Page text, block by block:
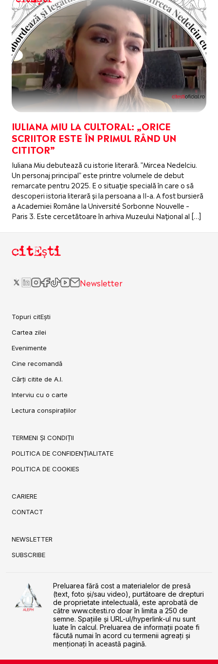
IULIANA MIU LA CULTORAL: „ORICE
SCRIITOR ESTE ÎN PRIMUL RÂND UN
CITITOR”
Iuliana Miu debutează cu istorie literară. ”Mircea Nedelciu.
Un personaj principal” este printre volumele de debut
remarcate pentru 2025. E o situație specială în care o să
descoperi istoria literară și la persoana a II-a. A fost bursieră
a Academiei Române la Université Sorbonne Nouvelle –
Paris 3. Este cercetătoare în arhiva Muzeului Național al […]
citEști
Newsletter
Topuri citEști
Cartea zilei
Evenimente
Cine recomandă
Cărți citite de A.I.
Interviu cu o carte
Lectura conspirațiilor
TERMENI ȘI CONDIȚII
POLITICA DE CONFIDENȚIALITATE
POLITICA DE COOKIES
CARIERE
CONTACT
NEWSLETTER
SUBSCRIBE
Preluarea fără cost a materialelor de presă
(text, foto și/sau video), purtătoare de drepturi
de proprietate intelectuală, este aprobată de
către www.citesti.ro doar în limita a 250 de
semne. Spaţiile şi URL-ul/hyperlink-ul nu sunt
luate în calcul. Preluarea de informaţii poate fi
făcută numai în acord cu termenii agreaţi şi
menţionaţi în această pagină.